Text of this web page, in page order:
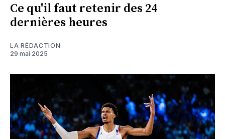
Ce qu'il faut retenir des 24
dernières heures
LA RÉDACTION
29 mai 2025